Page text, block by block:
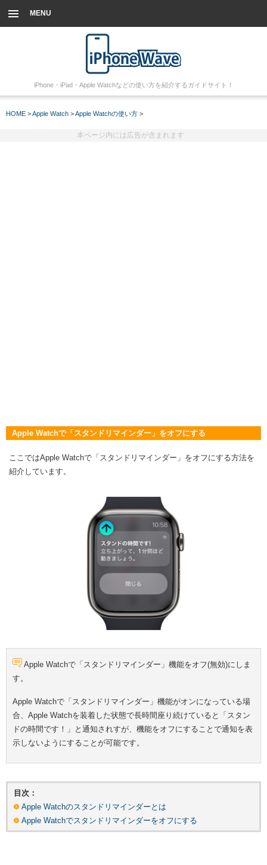
MENU
iPhone・iPad・Apple Watchなどの使い方を紹介するガイドサイト！
HOME >Apple Watch >Apple Watchの使い方 >
本ページ内には広告が含まれます
Apple Watchで「スタンドリマインダー」をオフにする
ここではApple Watchで「スタンドリマインダー」をオフにする方法を
紹介しています。
Apple Watchで「スタンドリマインダー」機能をオフ(無効)にしま
す。
Apple Watchで「スタンドリマインダー」機能がオンになっている場
合、Apple Watchを装着した状態で長時間座り続けていると「スタン
ドの時間です！」と通知されすが、機能をオフにすることで通知を表
示しないようにすることが可能です。
目次：
Apple Watchのスタンドリマインダーとは
Apple Watchでスタンドリマインダーをオフにする